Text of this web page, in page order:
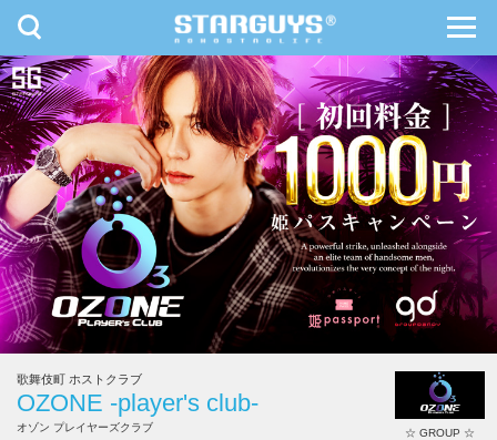
九州・沖縄 北海道・東北
toggle
navigation
歌舞伎町 ホストクラブ
OZONE -player's club-
オゾン プレイヤーズクラブ ☆ GROUP ☆